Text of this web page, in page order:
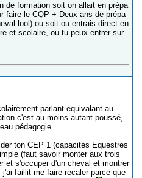
de formation soit on allait en prépa
faire le CQP + Deux ans de prépa
lool) ou soit ou entrais direct en
et scolaire, ou tu peux entrer sur
parlant equivalant au
c'est au moins autant poussé,
pédagogie.
ton CEP 1 (capacités Equestres
(faut savoir monter aux trois
et s'occuper d'un cheval et montrer
faillit me faire recaler parce que